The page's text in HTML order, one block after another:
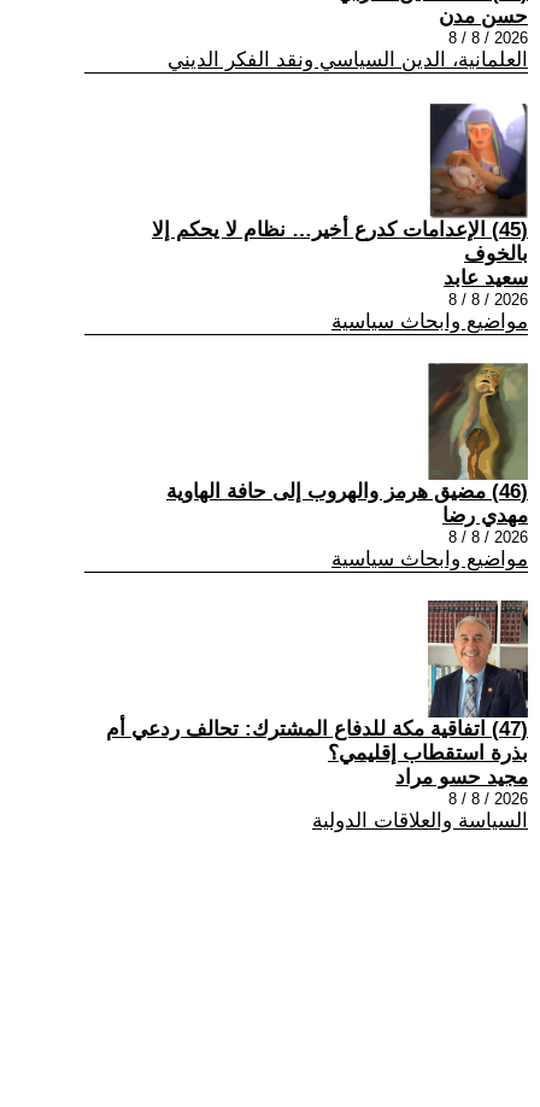
حسن مدن
2026 / 8 / 8
العلمانية، الدين السياسي ونقد الفكر الديني
(45) الإعدامات كدرع أخير… نظام لا يحكم إلا
بالخوف
سعيد عابد
2026 / 8 / 8
مواضيع وابحاث سياسية
(46) مضيق هرمز والهروب إلى حافة الهاوية
مهدي رضا
2026 / 8 / 8
مواضيع وابحاث سياسية
(47) اتفاقية مكة للدفاع المشترك: تحالف ردعي أم
بذرة استقطاب إقليمي؟
مجيد حسو مراد
2026 / 8 / 8
السياسة والعلاقات الدولية